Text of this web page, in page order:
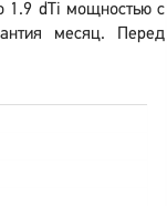
1.9 dTi мощностью с
месяц. Перед